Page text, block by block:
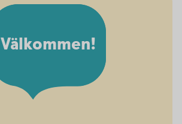
Välkommen!